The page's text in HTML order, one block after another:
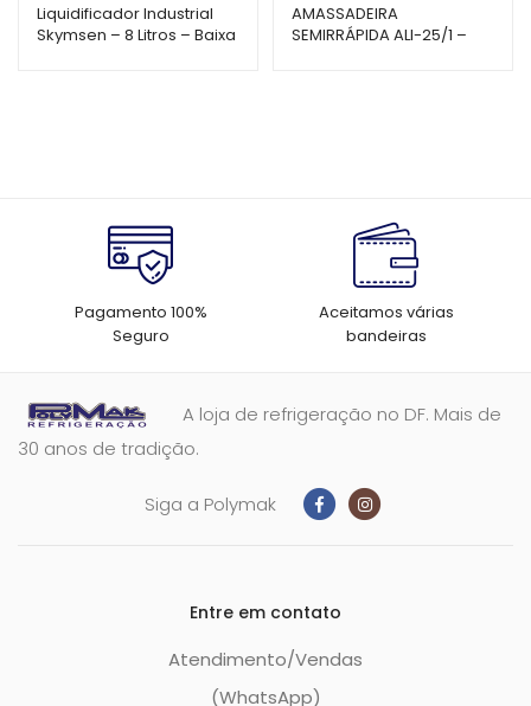
Liquidificador Industrial
Skymsen – 8 Litros – Baixa
AMASSADEIRA
SEMIRRÁPIDA ALI-25/1 –
Pagamento 100%
Seguro
Aceitamos várias
bandeiras
A loja de refrigeração no DF. Mais de
30 anos de tradição.
Siga a Polymak
Entre em contato
Atendimento/Vendas
(WhatsApp)